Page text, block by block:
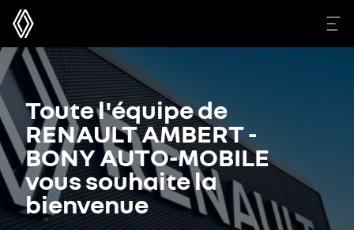
Toute l'équipe de
RENAULT AMBERT -
BONY AUTO-MOBILE
vous souhaite la
bienvenue